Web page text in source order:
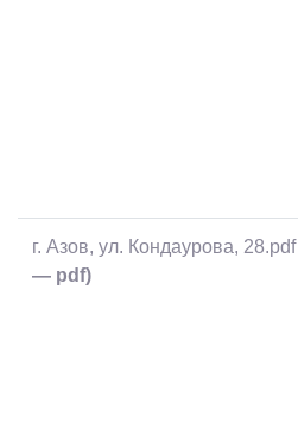
г. Азов, ул. Кондаурова, 28.pdf
— pdf)